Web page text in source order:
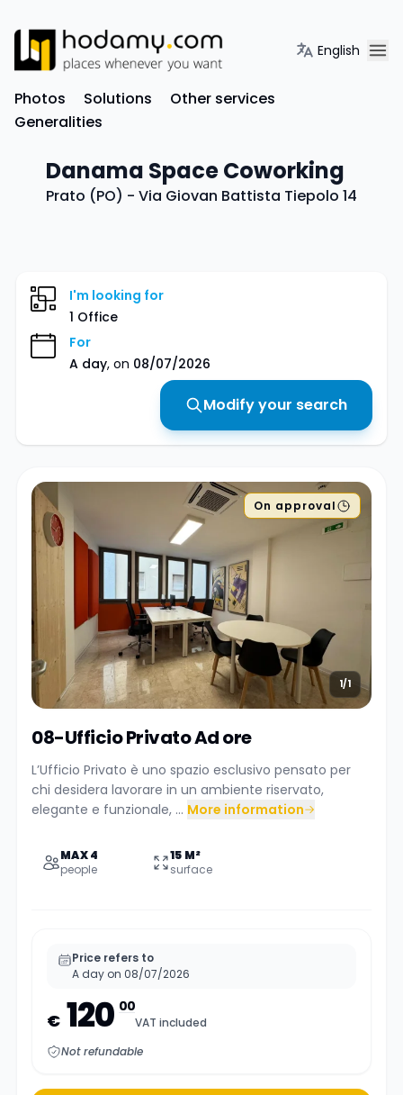
English
Photos Solutions
Other services
Generalities
Danama Space Coworking
Prato (PO) - Via Giovan Battista Tiepolo 14
I'm looking for
1 Office
For
A day, on 08/07/2026
Modify your search
On approval
1/1
08-Ufficio Privato Ad ore
L’Ufficio Privato è uno spazio esclusivo pensato per
chi desidera lavorare in un ambiente riservato,
elegante e funzionale, ... More information
MAX 4
people
15 M²
surface
Price refers to
A day on 08/07/2026
€ 120 00
VAT included
Not refundable